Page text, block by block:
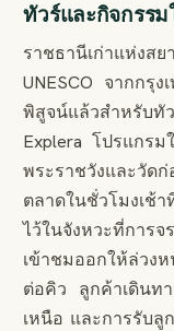
ทัวร์และกิจกรรม
ราชธานีเก่าแห่
UNESCO จากกรุ
พิสูจน์แล้วสำหรับทั
Explera โปรแกรม
พระราชวังและวัด
ตลาดในชั่วโมงเช้
ไว้ในจังหวะที่การ
เข้าชมออกให้ล่วง
ต่อคิว ลูกค้าเดินท
เหนือ และการรับลู